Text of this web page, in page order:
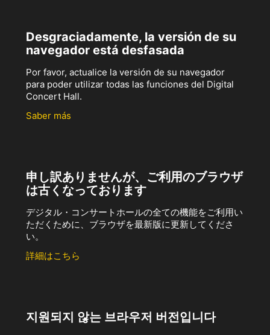
Desgraciadamente, la versión de su
navegador está desfasada
Por favor, actualice la versión de su navegador
para poder utilizar todas las funciones del Digital
Concert Hall.
Saber más
申し訳ありませんが、ご利用のブラウザ
は古くなっております
デジタル・コンサートホールの全ての機能をご利用い
ただくために、ブラウザを最新版に更新してくださ
い。
詳細はこちら
지원되지 않는 브라우저 버전입니다